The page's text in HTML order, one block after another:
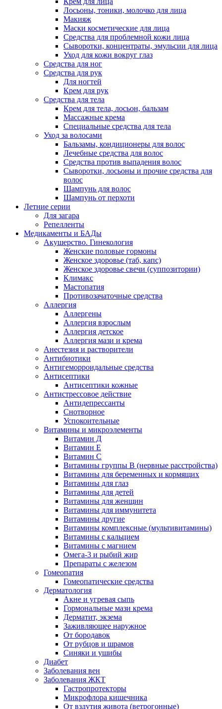
Лосьоны, тоники, молочко для лица
Макияж
Маски косметические для лица
Средства для проблемной кожи лица
Сыворотки, концентраты, эмульсии для лица
Уход для кожи вокруг глаз
Средства для ног
Средства для рук
Для ногтей
Крем для рук
Средства для тела
Крем для тела, лосьон, бальзам
Массажные крема
Специальные средства для тела
Уход за волосами
Бальзамы, кондиционеры для волос
Лечебные средства для волос
Средства против выпадения волос
Сыворотки, лосьоны и прочие средства для
волос
Шампунь для волос
Шампунь от перхоти
Летние серии
Для загара
Репелленты
Медикаменты и БАДы
Акушерство. Гинекология
Женские половые гормоны
Женское здоровье (таб, капс)
Женское здоровье свечи (суппозитории)
Климакс
Мастопатия
Противозачаточные средства
Аллергия
Аллергены
Аллергия взрослым
Аллергия детское
Аллергия мази и крема
Анестезия и растворители
Антибиотики
Антигеморроидальные средства
Антисептики
Антисептики кожные
Антистрессовое действие
Антидепрессанты
Снотворное
Успокоительные
Витамины и микроэлементы
Витамин Д
Витамин Е
Витамин С
Витамины группы В (нервные расстройства)
Витамины для беременных и кормящих
Витамины для глаз
Витамины для детей
Витамины для женщин
Витамины для иммунитета
Витамины другие
Витамины комплексные (мультивитамины)
Витамины с кальцием
Витамины с магнием
Омега-3 и рыбий жир
Препараты с железом
Гомеопатия
Гомеопатические средства
Дерматология
Акне и угревая сыпь
Гормональные мази крема
Дерматит, экзема
Заживляющее наружное
От бородавок
От рубцов и шрамов
Синяки и ушибы
Диабет
Заболевания вен
Заболевания ЖКТ
Гастропротекторы
Микрофлора кишечника
От вздутия живота (ветрогонные)